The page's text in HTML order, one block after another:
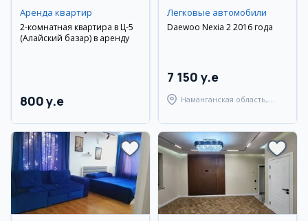
Аренда квартир
2-комнатная квартира в Ц-5
(Алайский базар) в аренду
800 y.e
Легковые автомобили
Daewoo Nexia 2 2016 года
7 150 y.e
Наманганская область,